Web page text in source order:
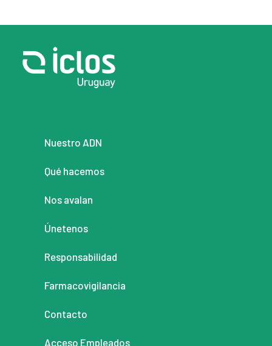
Nuestro ADN
Qué hacemos
Nos avalan
Únetenos
Responsabilidad
Farmacovigilancia
Contacto
Acceso Empleados